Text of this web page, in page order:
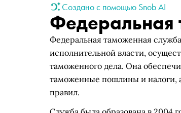
Создано с помощью Snob AI
Федеральная
Федеральная таможенная
исполнительной власти,
таможенного дела. Она
таможенные пошлины и налоги,
правил.